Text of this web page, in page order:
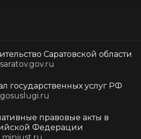
Саратовской области
государственных услуг РФ
правовые акты в
Федерации